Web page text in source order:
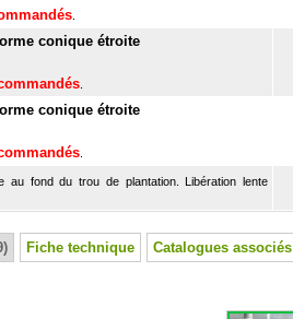
conique étroite
conique étroite
au fond du trou de plantation. Libération lente
Fiche technique Catalogues associés